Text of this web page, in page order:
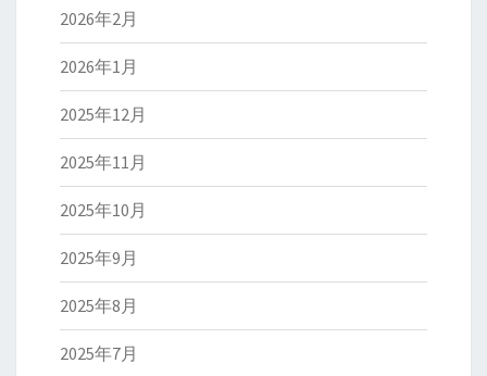
2026年2月
2026年1月
2025年12月
2025年11月
2025年10月
2025年9月
2025年8月
2025年7月